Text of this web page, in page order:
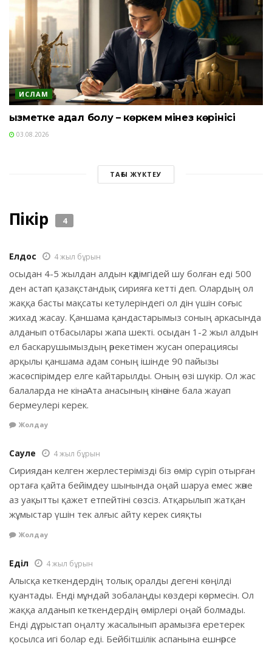
ИСЛАМ
Қызметке адал болу – көркем мінез көрінісі
03.08.2026
ТАҒЫ ЖҮКТЕУ
Пікір 4
Елдос 4 жыл бұрын
осыдан 4-5 жылдан алдын кәдімгідей шу болған еді 500
ден астап қазақстандық сирияға кетті деп. Олардың ол
жаққа басты мақсаты кетулеріндегі ол дін үшін соғыс
жихад жасау. Қаншама қандастарымыз соның аркасында
алданып отбасылары жапа шекті. осыдан 1-2 жыл алдын
ел баскарушымыздың әрекетімен жусан операциясы
арқылы қаншама адам соның ішінде 90 пайызы
жасөспірімдер елге кайтарылды. Оның өзі шүкір. Ол жас
балаларда не кінә. Ата анасының кінәсіне бала жауап
бермеулері керек.
Жолдау
Сауле 4 жыл бұрын
Сириядан келген жерлестерімізді біз өмір сүріп отырған
ортаға қайта бейімдеу шынында оңай шаруа емес және
аз уақытты қажет етпейтіні сөзсіз. Атқарылып жатқан
жұмыстар үшін тек алғыс айту керек сияқты
Жолдау
Еділ 4 жыл бұрын
Алысқа кеткендердің толық оралды дегені көңілді
қуантады. Енді мұндай зобалаңды көздері көрмесін. Ол
жаққа алданып кеткендердің өмірлері оңай болмады.
Енді дұрыстап оңалту жасалынып арамызға еретерек
қосылса игі болар еді. Бейбітшілік аспанына ешнәрсе